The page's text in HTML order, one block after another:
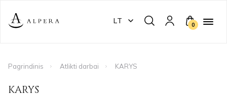
LT 0
Pagrindinis Atlikti darbai KARYS
KARYS